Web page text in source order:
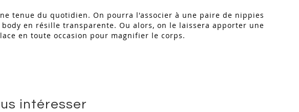
tenue du quotidien. On pourra l'associer à une paire de nippies
en résille transparente. Ou alors, on le laissera apporter une
en toute occasion pour magnifier le corps.
intéresser